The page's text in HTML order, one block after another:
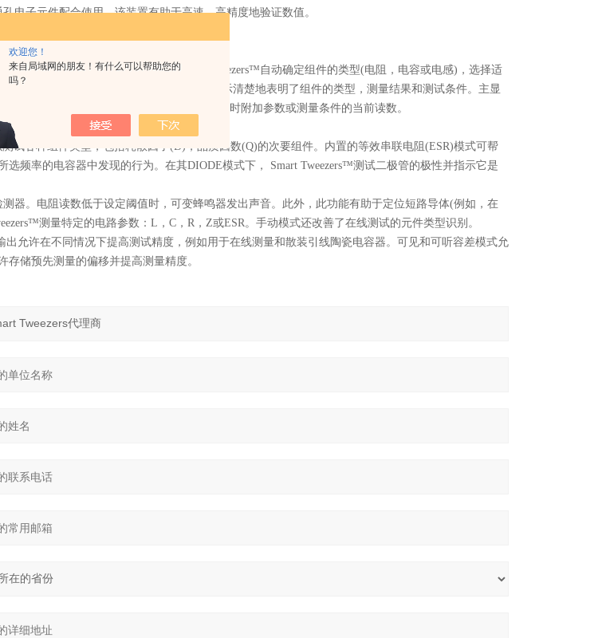
欢迎您！
来自局域网的朋友！有什么可以帮助您的
吗？
子元件配合使用。该装置有助于高速，高精度地验证数值。
离子充电电池。不需要更换电池。
范围来测量电阻，电容和电感。Smart Tweezers™自动确定组件的类型(电阻，电容或电感)，选择适
精度测量。也可以使用手动覆盖。单位的显示清楚地表明了组件的类型，测量结果和测试条件。主显
部)显示当主显示屏显示某些其他功能(L，C)时附加参数或测量条件的当前读数。
各种组件类型，包括耗散因子(D)，品质因数(Q)的次要组件。内置的等效串联电阻(ESR)模式可帮
选频率的电容器中发现的行为。在其DIODE模式下， Smart Tweezers™测试二极管的极性并指示它是
。电阻读数低于设定阈值时，可变蜂鸣器发出声音。此外，此功能有助于定位短路导体(例如，在
测量特定的电路参数：L，C，R，Z或ESR。手动模式还改善了在线测试的元件类型识别。
允许在不同情况下提高测试精度，例如用于在线测量和散装引线陶瓷电容器。可见和可听容差模式允
存储预先测量的偏移并提高测量精度。